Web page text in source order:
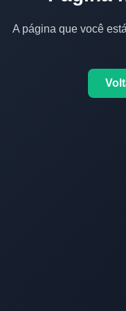
A página que você